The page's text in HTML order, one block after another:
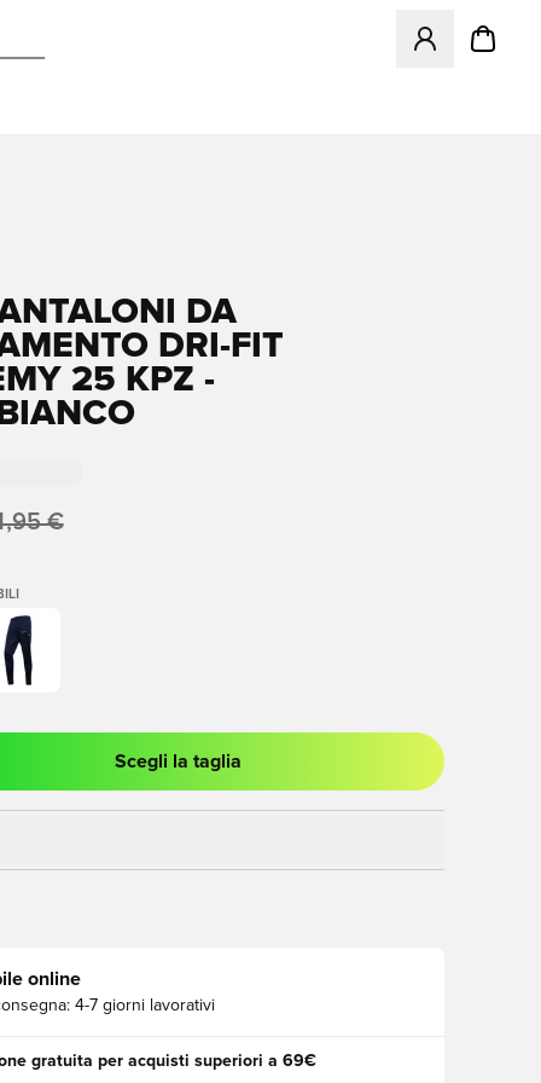
Apre una
DA
DRI-FIT
25 KPZ -
€
modale per accedere o registrarsi come membro
Scegli la taglia
online
4-7 giorni lavorativi
gratuita per acquisti superiori a 69€